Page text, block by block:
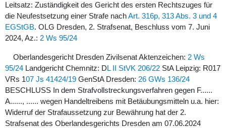
Leitsatz: Zuständigkeit des Gericht des ersten Rechtszuges für
die Neufestsetzung einer Strafe nachArt. 316p, 313 Abs. 3 und 4
EGStGB. OLG Dresden, 2. Strafsenat, Beschluss vom 7. Juni
2024, Az.: 2 Ws 95/24
Oberlandesgericht Dresden Zivilsenat Aktenzeichen: 2 Ws
95/24 Landgericht Chemnitz: DL II StVK 206/22 StA Leipzig: R017
VRs 107 Js 41424/19 GenStA Dresden: 26 GWs 136/24
BESCHLUSS In dem Strafvollstreckungsverfahren gegen F......
A......, ...... wegen Handeltreibens mit Betäubungsmitteln u.a. hier:
Widerruf der Strafaussetzung zur Bewährung hat der 2.
Strafsenat des Oberlandesgerichts Dresden am 07.06.2024